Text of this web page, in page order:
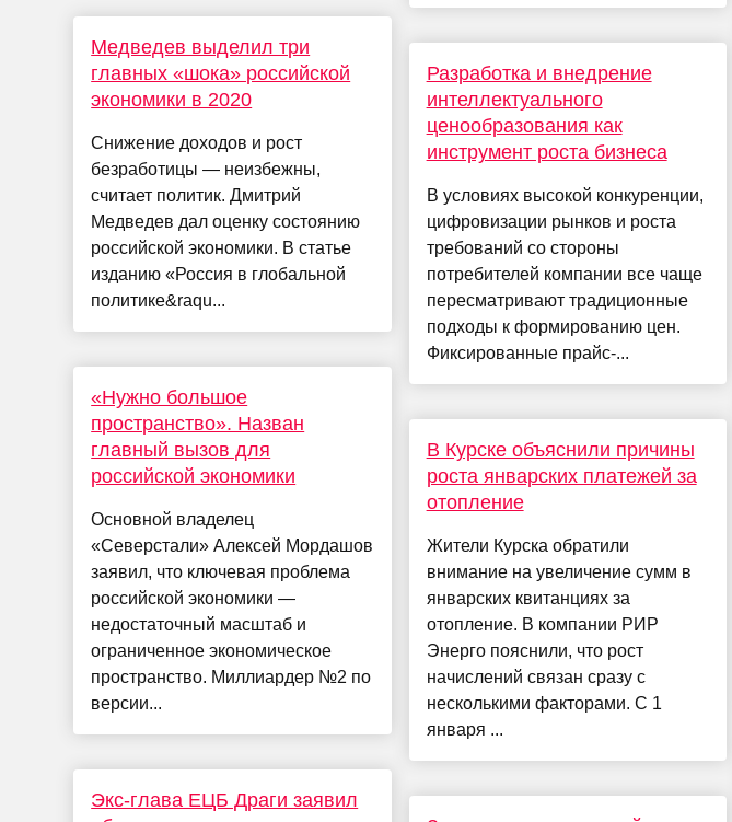
Медведев выделил три
главных «шока» российской
экономики в 2020
Снижение доходов и рост
безработицы — неизбежны,
считает политик. Дмитрий
Медведев дал оценку состоянию
российской экономики. В статье
изданию «Россия в глобальной
политике&raqu...
«Нужно большое
пространство». Назван
главный вызов для
российской экономики
Основной владелец
«Северстали» Алексей Мордашов
заявил, что ключевая проблема
российской экономики —
недостаточный масштаб и
ограниченное экономическое
пространство. Миллиардер №2 по
версии...
Экс-глава ЕЦБ Драги заявил
Разработка и внедрение
интеллектуального
ценообразования как
инструмент роста бизнеса
В условиях высокой конкуренции,
цифровизации рынков и роста
требований со стороны
потребителей компании все чаще
пересматривают традиционные
подходы к формированию цен.
Фиксированные прайс-...
В Курске объяснили причины
роста январских платежей за
отопление
Жители Курска обратили
внимание на увеличение сумм в
январских квитанциях за
отопление. В компании РИР
Энерго пояснили, что рост
начислений связан сразу с
несколькими факторами. С 1
января ...